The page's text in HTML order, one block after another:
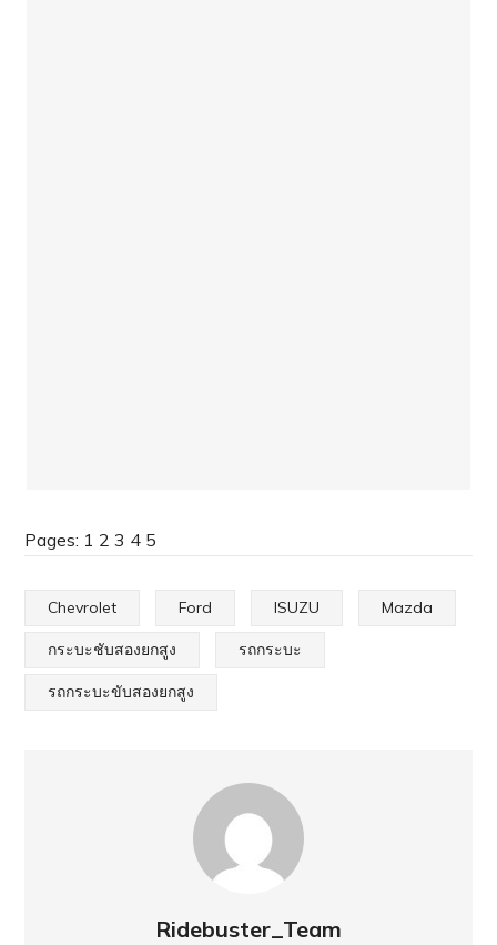
Pages: 1 2 3 4 5
Chevrolet Ford ISUZU Mazda
กระบะชับสองยกสูง รถกระบะ
รถกระบะขับสองยกสูง
Ridebuster_Team